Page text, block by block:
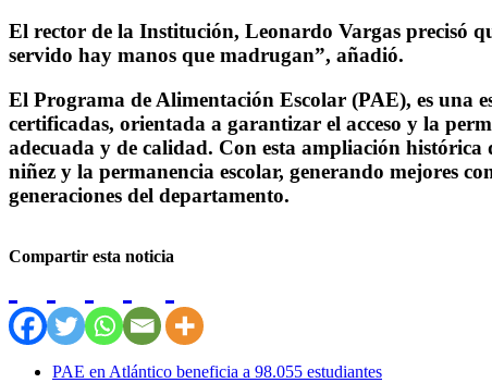
El rector de la Institución, Leonardo Vargas precisó
servido hay manos que madrugan”, añadió.
El Programa de Alimentación Escolar (PAE), es una
certificadas, orientada a garantizar el acceso y la
adecuada y de calidad. Con esta ampliación
niñez y la permanencia escolar, generando mejores
generaciones del departamento.
Compartir esta noticia
PAE en Atlántico beneficia a 98.055 estudiantes